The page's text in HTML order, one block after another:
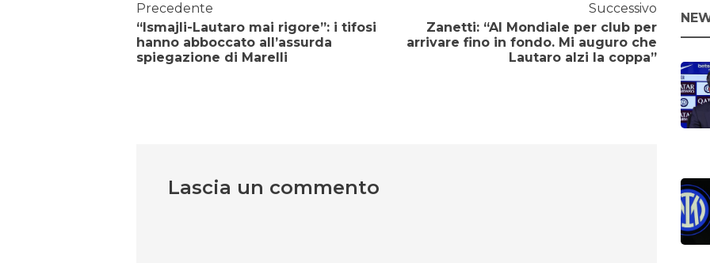
Precedente
“Ismajli-Lautaro mai rigore”: i tifosi
hanno abboccato all’assurda
spiegazione di Marelli
Successivo
Zanetti: “Al Mondiale per club per
arrivare fino in fondo. Mi auguro che
Lautaro alzi la coppa”
Lascia un commento